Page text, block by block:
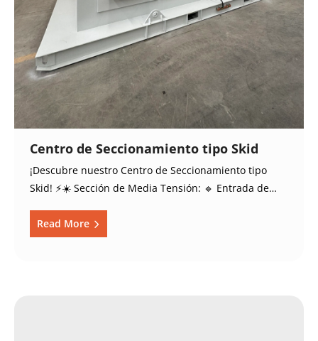
Centro de Seccionamiento tipo Skid
¡Descubre nuestro Centro de Seccionamiento tipo
Skid! ⚡️☀️ Sección de Media Tensión: 🔹 Entrada de…
Read More